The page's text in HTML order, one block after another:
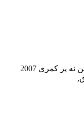
قیمت پروانه فن نه پر کمری 2007, پروانه فن نه پر کمری 2007